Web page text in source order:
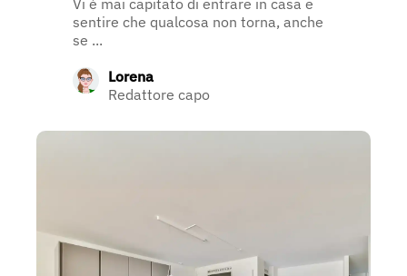
Vi è mai capitato di entrare in casa e
sentire che qualcosa non torna, anche
se ...
Lorena
Redattore capo